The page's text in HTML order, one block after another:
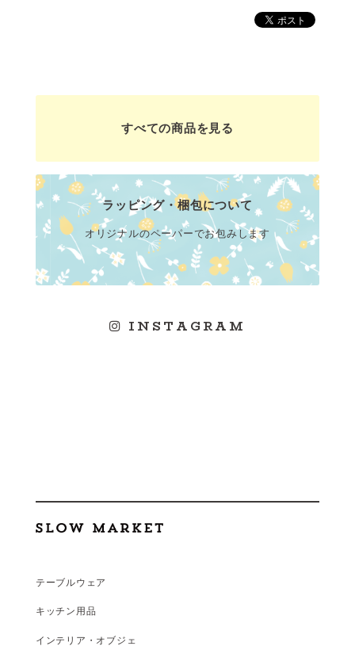
すべての商品を見る
ラッピング・梱包について
オリジナルのペーパーでお包みします
INSTAGRAM
テーブルウェア
キッチン用品
インテリア・オブジェ